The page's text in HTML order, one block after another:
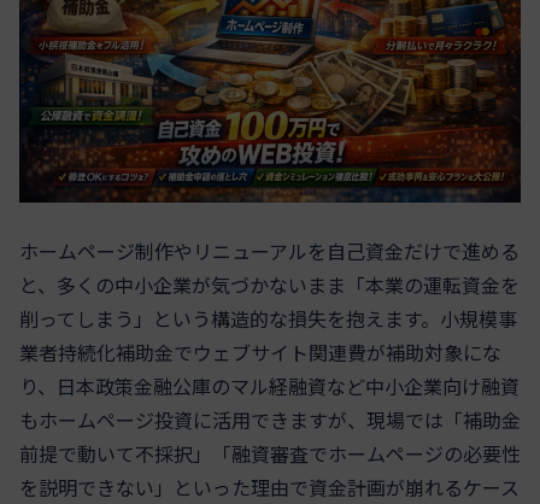
ホームページ制作やリニューアルを自己資金だけで進める
と、多くの中小企業が気づかないまま「本業の運転資金を
削ってしまう」という構造的な損失を抱えます。小規模事
業者持続化補助金でウェブサイト関連費が補助対象にな
り、日本政策金融公庫のマル経融資など中小企業向け融資
もホームページ投資に活用できますが、現場では「補助金
前提で動いて不採択」「融資審査でホームページの必要性
を説明できない」といった理由で資金計画が崩れるケース